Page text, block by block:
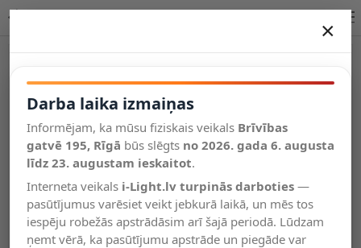
Salīdzināt
Vēlmju
saraksts
Valodas
×
Darba laika izmaiņas
Informējam, ka mūsu fiziskais veikals Brīvības
gatvē 195, Rīgā būs slēgts no 2026. gada 6. augusta
līdz 23. augustam ieskaitot.
Interneta veikals i-Light.lv turpinās darboties —
pasūtījumus varēsiet veikt jebkurā laikā, un mēs tos
iespēju robežās apstrādāsim arī šajā periodā. Lūdzam
ņemt vērā, ka pasūtījumu apstrāde un piegāde var